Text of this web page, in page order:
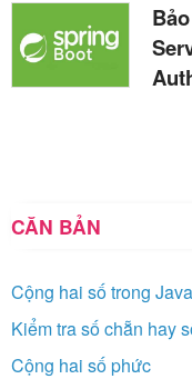
CĂN BẢN
Cộng hai số trong Java
Kiểm tra số chẵn hay
Cộng hai số phức